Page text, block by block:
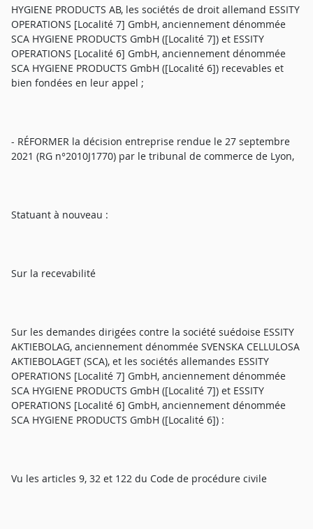
HYGIENE PRODUCTS AB, les sociétés de droit allemand ESSITY
OPERATIONS [Localité 7] GmbH, anciennement dénommée
SCA HYGIENE PRODUCTS GmbH ([Localité 7]) et ESSITY
OPERATIONS [Localité 6] GmbH, anciennement dénommée
SCA HYGIENE PRODUCTS GmbH ([Localité 6]) recevables et
bien fondées en leur appel ;
- RÉFORMER la décision entreprise rendue le 27 septembre
2021 (RG n°2010J1770) par le tribunal de commerce de Lyon,
Statuant à nouveau :
Sur la recevabilité
Sur les demandes dirigées contre la société suédoise ESSITY
AKTIEBOLAG, anciennement dénommée SVENSKA CELLULOSA
AKTIEBOLAGET (SCA), et les sociétés allemandes ESSITY
OPERATIONS [Localité 7] GmbH, anciennement dénommée
SCA HYGIENE PRODUCTS GmbH ([Localité 7]) et ESSITY
OPERATIONS [Localité 6] GmbH, anciennement dénommée
SCA HYGIENE PRODUCTS GmbH ([Localité 6]) :
Vu les articles 9, 32 et 122 du Code de procédure civile